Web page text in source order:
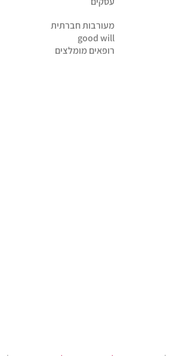
מעורבות חברתית
good will
רופאים מומלצים